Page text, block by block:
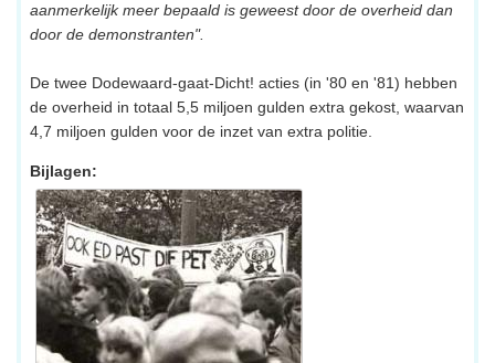
aanmerkelijk meer bepaald is geweest door de overheid dan
door de demonstranten".
De twee Dodewaard-gaat-Dicht! acties (in '80 en '81) hebben
de overheid in totaal 5,5 miljoen gulden extra gekost, waarvan
4,7 miljoen gulden voor de inzet van extra politie.
Bijlagen: